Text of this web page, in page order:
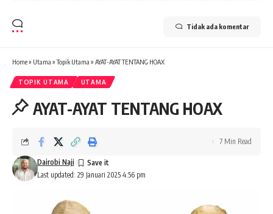
Tidak ada komentar
Home» Utama »Topik Utama » AYAT-AYAT TENTANG HOAX
TOPIK UTAMA UTAMA
AYAT-AYAT TENTANG HOAX
Last updated: 29 Januari 2025 4:56 pm
Dairobi Naji
7 Min Read